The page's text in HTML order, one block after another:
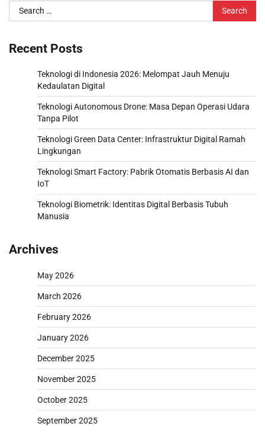
Search
for:
Recent Posts
Teknologi di Indonesia 2026: Melompat Jauh Menuju
Kedaulatan Digital
Teknologi Autonomous Drone: Masa Depan Operasi Udara
Tanpa Pilot
Teknologi Green Data Center: Infrastruktur Digital Ramah
Lingkungan
Teknologi Smart Factory: Pabrik Otomatis Berbasis AI dan
IoT
Teknologi Biometrik: Identitas Digital Berbasis Tubuh
Manusia
Archives
May 2026
March 2026
February 2026
January 2026
December 2025
November 2025
October 2025
September 2025